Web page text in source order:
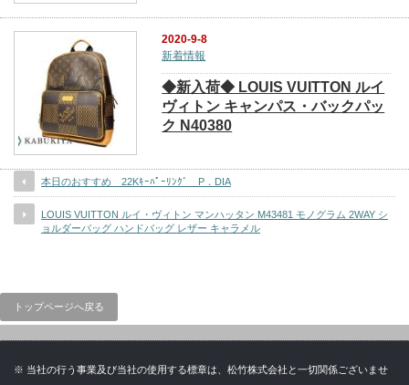
2020-9-8
新着情報
◆新入荷◆ LOUIS VUITTON ルイ
ヴィトン キャンパス・バックパッ
ク N40380
本日のおすすめ 22Kｷｰﾊﾟｰﾘﾝｸﾞ P．DIA
LOUIS VUITTON ルイ・ヴィトン マンハッタン M43481 モノグラム 2WAY シ
ョルダーバッグ ハンドバッグ レザー キャラメル
トップページへ戻る
※ 当社の行う事業及び当社の使用する標章は、松竹株式会社と一切関係ございませ